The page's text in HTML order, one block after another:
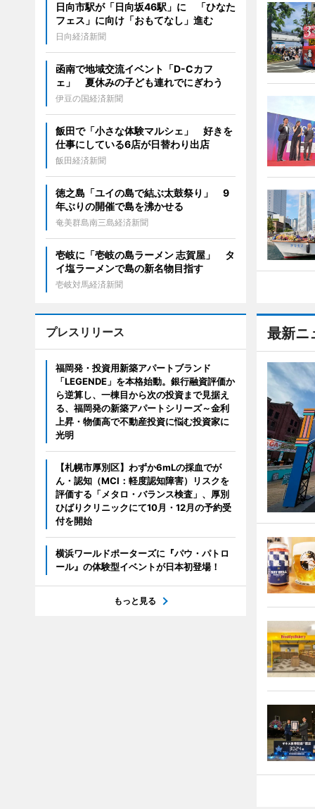
最新ニ
日向市駅が「日向坂46駅」に 「ひなた
フェス」に向け「おもてなし」進む
日向経済新聞
函南で地域交流イベント「D-Cカフ
ェ」 夏休みの子ども連れでにぎわう
伊豆の国経済新聞
飯田で「小さな体験マルシェ」 好きを
仕事にしている6店が日替わり出店
飯田経済新聞
徳之島「ユイの島で結ぶ太鼓祭り」 9
年ぶりの開催で島を沸かせる
奄美群島南三島経済新聞
壱岐に「壱岐の島ラーメン 志賀屋」 タ
イ塩ラーメンで島の新名物目指す
壱岐対馬経済新聞
プレスリリース
福岡発・投資用新築アパートブランド
「LEGENDE」を本格始動。銀行融資評価か
ら逆算し、一棟目から次の投資まで見据え
る、福岡発の新築アパートシリーズ～金利
上昇・物価高で不動産投資に悩む投資家に
光明
【札幌市厚別区】わずか6mLの採血でが
ん・認知（MCI：軽度認知障害）リスクを
評価する「メタロ・バランス検査」、厚別
ひばりクリニックにて10月・12月の予約受
付を開始
横浜ワールドポーターズに『パウ・パトロ
ール』の体験型イベントが日本初登場！
もっと見る